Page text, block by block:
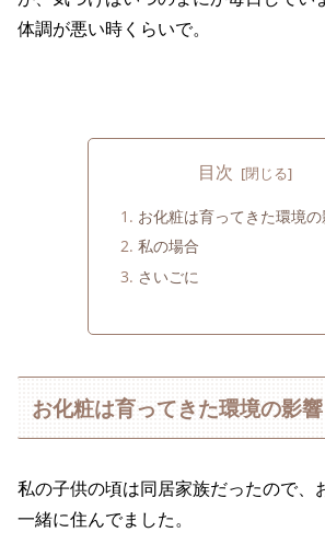
体調が悪い時くらいで。
目次
お化粧は育ってきた環境の
私の場合
さいごに
お化粧は育ってきた環境の影響
私の子供の頃は同居家族だったので、
一緒に住んでました。